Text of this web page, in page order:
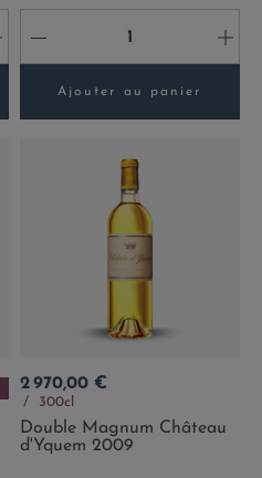
- +
Ajouter au panier
Prix
2 970,00 €
300cl
Double Magnum Château
d'Yquem 2009